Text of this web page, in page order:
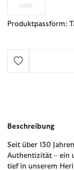
XXXL
Produktpassform:
Beschreibung
Seit über 130
Authentizität – ein
tief in unserem